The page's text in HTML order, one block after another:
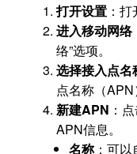
打开设置：打
进入移动网络
络”选项。
选择接入点名
点名称（APN
新建APN ：
APN信息。
名称：可以